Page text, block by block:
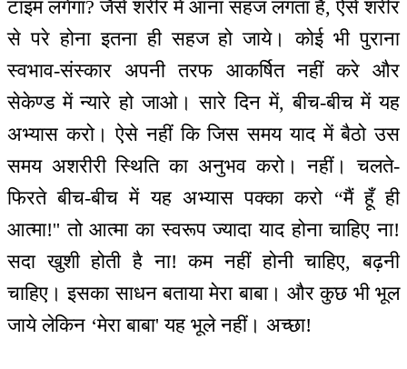
टाइम लगेगा? जैसे शरीर में आना सहज लगता है, ऐसे शरीर
से परे होना इतना ही सहज हो जाये। कोई भी पुराना
स्वभाव-संस्कार अपनी तरफ आकर्षित नहीं करे और
सेकेण्ड में न्यारे हो जाओ। सारे दिन में, बीच-बीच में यह
अभ्यास करो। ऐसे नहीं कि जिस समय याद में बैठो उस
समय अशरीरी स्थिति का अनुभव करो। नहीं। चलते-
फिरते बीच-बीच में यह अभ्यास पक्का करो “मैं हूँ ही
आत्मा!'' तो आत्मा का स्वरूप ज्यादा याद होना चाहिए ना!
सदा खुशी होती है ना! कम नहीं होनी चाहिए, बढ़नी
चाहिए। इसका साधन बताया मेरा बाबा। और कुछ भी भूल
जाये लेकिन ‘मेरा बाबा' यह भूले नहीं। अच्छा!